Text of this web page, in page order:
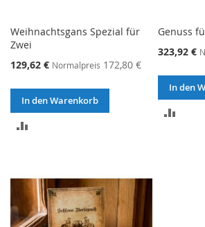
Weihnachtsgans Spezial für
Zwei
129,62 € Normalpreis 172,80 €
In den Warenkorb
Genuss
323,92 €
In den